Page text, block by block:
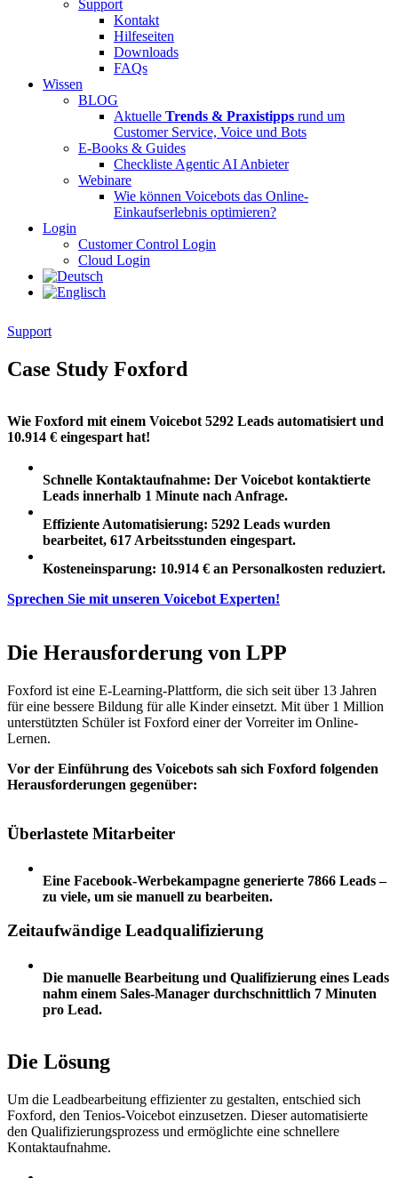
Support
Kontakt
Hilfeseiten
Downloads
FAQs
Wissen
BLOG
Aktuelle Trends & Praxistipps rund um
Customer Service, Voice und Bots
E-Books & Guides
Checkliste Agentic AI Anbieter
Webinare
Wie können Voicebots das Online-
Einkaufserlebnis optimieren?
Login
Customer Control Login
Cloud Login
Support
Case Study Foxford
Wie Foxford mit einem Voicebot 5292 Leads automatisiert und
10.914 € eingespart hat!
Schnelle Kontaktaufnahme: Der Voicebot kontaktierte
Leads innerhalb 1 Minute nach Anfrage.
Effiziente Automatisierung: 5292 Leads wurden
bearbeitet, 617 Arbeitsstunden eingespart.
Kosteneinsparung: 10.914 € an Personalkosten reduziert.
Sprechen Sie mit unseren Voicebot Experten!
Die Herausforderung von LPP
Foxford ist eine E-Learning-Plattform, die sich seit über 13 Jahren
für eine bessere Bildung für alle Kinder einsetzt. Mit über 1 Million
unterstützten Schüler ist Foxford einer der Vorreiter im Online-
Lernen.
Vor der Einführung des Voicebots sah sich Foxford folgenden
Herausforderungen gegenüber:
Überlastete Mitarbeiter
Eine Facebook-Werbekampagne generierte 7866 Leads –
zu viele, um sie manuell zu bearbeiten.
Zeitaufwändige Leadqualifizierung
Die manuelle Bearbeitung und Qualifizierung eines Leads
nahm einem Sales-Manager durchschnittlich 7 Minuten
pro Lead.
Die Lösung
Um die Leadbearbeitung effizienter zu gestalten, entschied sich
Foxford, den Tenios-Voicebot einzusetzen. Dieser automatisierte
den Qualifizierungsprozess und ermöglichte eine schnellere
Kontaktaufnahme.